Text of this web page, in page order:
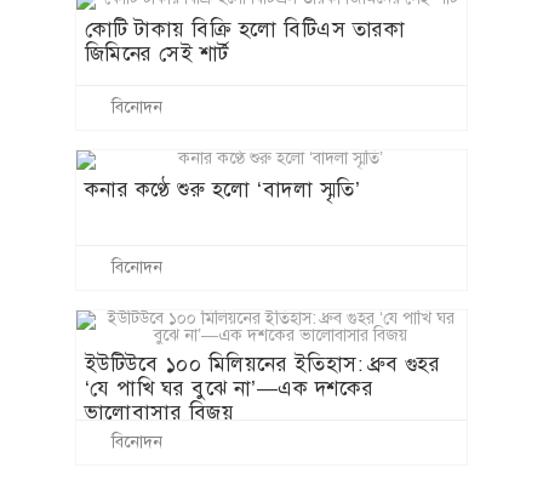
কোটি টাকায় বিক্রি হলো বিটিএস তারকা
জিমিনের সেই শার্ট
বিনোদন
কনার কণ্ঠে শুরু হলো ‘বাদলা স্মৃতি’
বিনোদন
ইউটিউবে ১০০ মিলিয়নের ইতিহাস: ধ্রুব গুহর
‘যে পাখি ঘর বুঝে না’—এক দশকের
ভালোবাসার বিজয়
বিনোদন